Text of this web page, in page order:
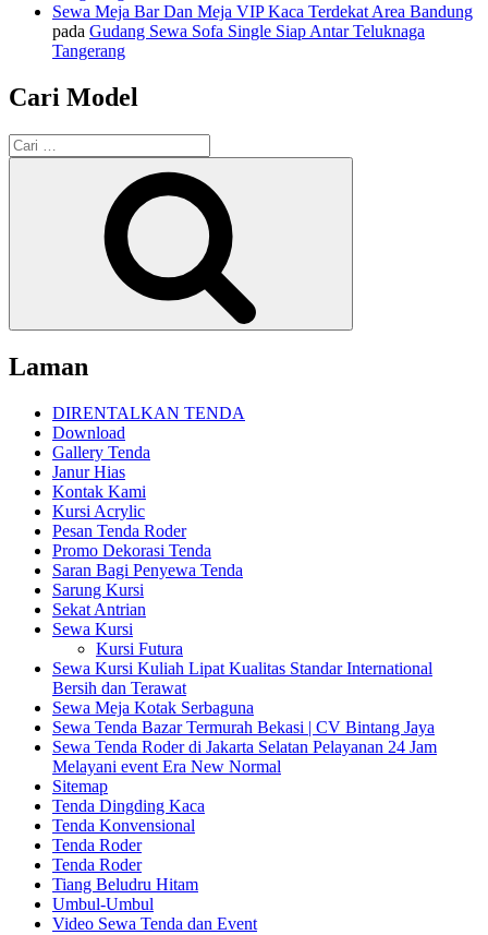
Sewa Meja Bar Dan Meja VIP Kaca Terdekat Area Bandung
pada Gudang Sewa Sofa Single Siap Antar Teluknaga
Tangerang
Cari Model
Pencarian
untuk:
Laman
DIRENTALKAN TENDA
Download
Gallery Tenda
Janur Hias
Kontak Kami
Kursi Acrylic
Pesan Tenda Roder
Promo Dekorasi Tenda
Saran Bagi Penyewa Tenda
Sarung Kursi
Sekat Antrian
Sewa Kursi
Kursi Futura
Sewa Kursi Kuliah Lipat Kualitas Standar International
Bersih dan Terawat
Sewa Meja Kotak Serbaguna
Sewa Tenda Bazar Termurah Bekasi | CV Bintang Jaya
Sewa Tenda Roder di Jakarta Selatan Pelayanan 24 Jam
Melayani event Era New Normal
Sitemap
Tenda Dingding Kaca
Tenda Konvensional
Tenda Roder
Tenda Roder
Tiang Beludru Hitam
Umbul-Umbul
Video Sewa Tenda dan Event